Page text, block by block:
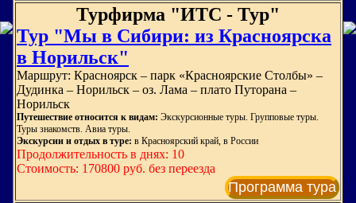
Турфирма "ИТС - Тур"
Тур "Мы в Сибири: из Красноярска
в Норильск"
Маршрут: Красноярск – парк «Красноярские Столбы» –
Дудинка – Норильск – оз. Лама – плато Путорана –
Норильск
Путешествие относится к видам: Экскурсионные туры. Групповые туры.
Туры знакомств. Авиа туры.
Экскурсии и отдых в туре: в Красноярский край, в России
Продолжительность в днях: 10
Стоимость: 170800 руб. без переезда
Программа тура